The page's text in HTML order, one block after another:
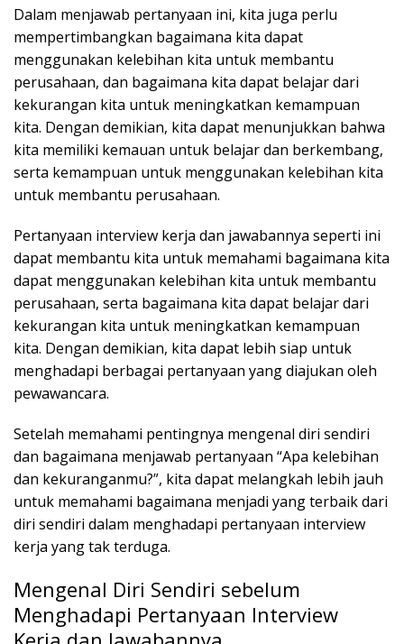
Dalam menjawab pertanyaan ini, kita juga perlu
mempertimbangkan bagaimana kita dapat
menggunakan kelebihan kita untuk membantu
perusahaan, dan bagaimana kita dapat belajar dari
kekurangan kita untuk meningkatkan kemampuan
kita. Dengan demikian, kita dapat menunjukkan bahwa
kita memiliki kemauan untuk belajar dan berkembang,
serta kemampuan untuk menggunakan kelebihan kita
untuk membantu perusahaan.
Pertanyaan interview kerja dan jawabannya seperti ini
dapat membantu kita untuk memahami bagaimana kita
dapat menggunakan kelebihan kita untuk membantu
perusahaan, serta bagaimana kita dapat belajar dari
kekurangan kita untuk meningkatkan kemampuan
kita. Dengan demikian, kita dapat lebih siap untuk
menghadapi berbagai pertanyaan yang diajukan oleh
pewawancara.
Setelah memahami pentingnya mengenal diri sendiri
dan bagaimana menjawab pertanyaan “Apa kelebihan
dan kekuranganmu?”, kita dapat melangkah lebih jauh
untuk memahami bagaimana menjadi yang terbaik dari
diri sendiri dalam menghadapi pertanyaan interview
kerja yang tak terduga.
Mengenal Diri Sendiri sebelum
Menghadapi Pertanyaan Interview